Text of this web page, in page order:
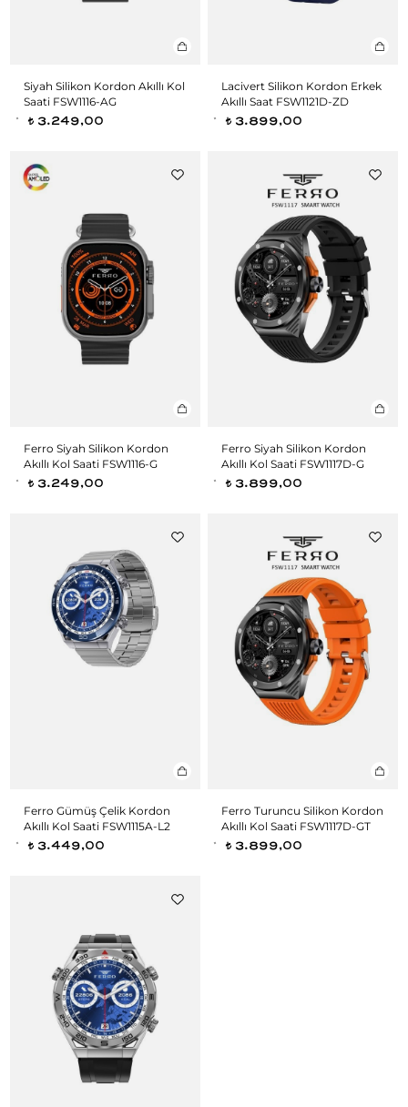
Siyah Silikon Kordon Akıllı Kol
Saati FSW1116-AG
t 3.249,00
Lacivert Silikon Kordon Erkek
Akıllı Saat FSW1121D-ZD
t 3.899,00
Ferro Siyah Silikon Kordon
Akıllı Kol Saati FSW1116-G
t 3.249,00
Ferro Siyah Silikon Kordon
Akıllı Kol Saati FSW1117D-G
t 3.899,00
Ferro Gümüş Çelik Kordon
Akıllı Kol Saati FSW1115A-L2
t 3.449,00
Ferro Turuncu Silikon Kordon
Akıllı Kol Saati FSW1117D-GT
t 3.899,00